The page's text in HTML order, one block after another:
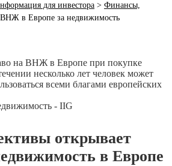
для инвестора > Финансы,
ВНЖ в Европе за недвижимость
на ВНЖ в Европе при покупке
несколько лет человек может
всеми благами европейских
открывает
в Европе